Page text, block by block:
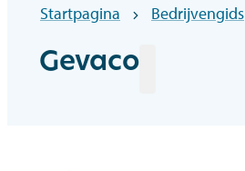
Startpagina Bedrijvengids
Gevaco